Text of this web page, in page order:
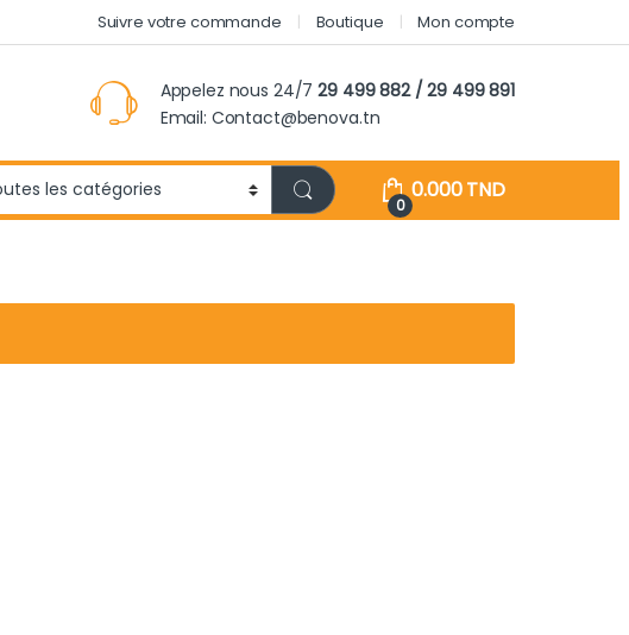
Suivre votre commande Boutique Mon compte
Appelez nous 24/729 499 882 / 29 499 891
Email: Contact@benova.tn
0
0.000TND